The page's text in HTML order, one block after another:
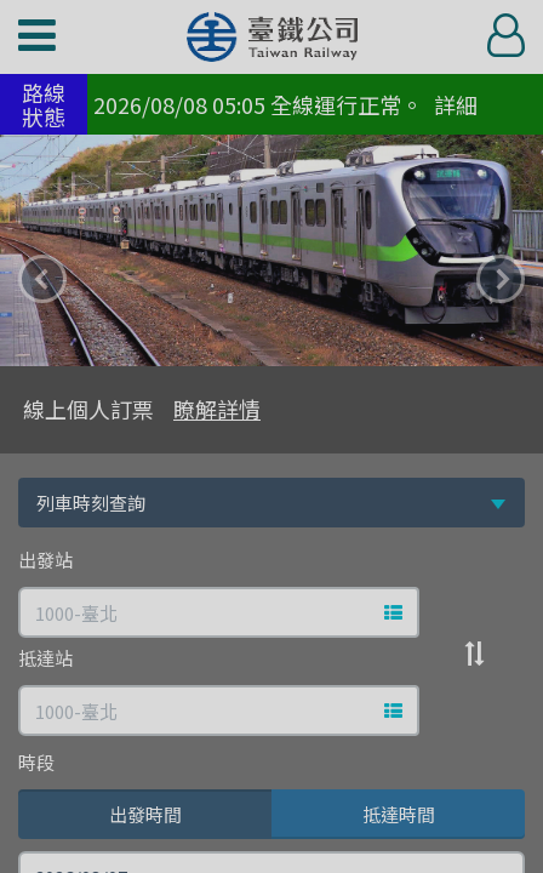
功
能
選
單
登
入
路線
狀態 2026/08/08 05:05 全線運行正常。 詳細
線上個人訂票 瞭解詳情
上
一
則
主
下
一
則
列車時刻查詢
出發站
文字站點查詢
抵達站
文字站點查詢
出發站與
時段
出發時間 抵達時間